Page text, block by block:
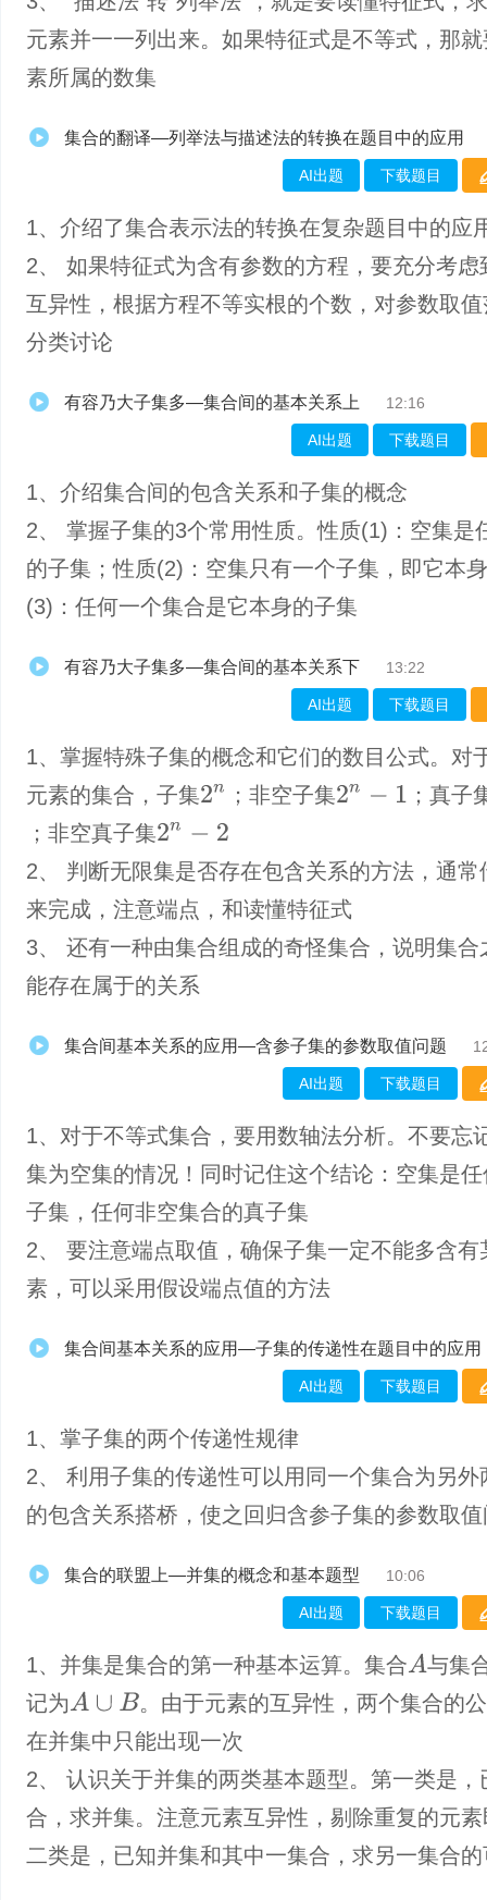
元素并一一列出来。如果特征式是不等式，那
素所属的数集
集合的翻译—列举法与描述法的转换在题目中的应用
AI出题 下载题目
1、介绍了集合表示法的转换在复杂题目中的应
2、 如果特征式为含有参数的方程，要充分考虑
互异性，根据方程不等实根的个数，对参数取
分类讨论
有容乃大子集多—集合间的基本关系上 12:16
AI出题 下载题目
1、介绍集合间的包含关系和子集的概念
2、 掌握子集的3个常用性质。性质(1)：空集是
的子集；性质(2)：空集只有一个子集，即它本
(3)：任何一个集合是它本身的子集
有容乃大子集多—集合间的基本关系下 13:22
AI出题 下载题目
1、掌握特殊子集的概念和它们的数目公式。对
元素的集合，子集2n ；非空子集2n−
；真子
；非空真子集2n−
2、 判断无限集是否存在包含关系的方法，通常
来完成，注意端点，和读懂特征式
3、 还有一种由集合组成的奇怪集合，说明集合
能存在属于的关系
集合间基本关系的应用—含参子集的参数取值问题
AI出题 下载题目
1、对于不等式集合，要用数轴法分析。不要忘
集为空集的情况！同时记住这个结论：空集是
子集，任何非空集合的真子集
2、 要注意端点取值，确保子集一定不能多含有
素，可以采用假设端点值的方法
集合间基本关系的应用—子集的传递性在题目中的应用
AI出题 下载题目
1、掌​子集的两个传递性规律
2、 利用子集的传递性可以用同一个集合为另外
的包含关系搭桥，使之回归含参子集的参数取
集合的联盟上—并集的概念和基本题型 10:06
AI出题 下载题目
1、并集是集合的第一种基本运算。集合 A 与集
记为 A∪ B
。由于元素的互异性，两个集合的
在并集中只能出现一次
2、 认识关于并集的两类基本题型。第一类是，
合，求并集。注意元素互异性，剔除重复的元
二类是，已知并集和其中一集合，求另一集合